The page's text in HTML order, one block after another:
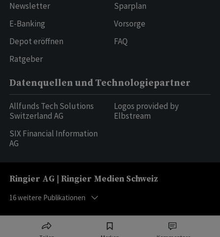
Newsletter
E-Banking
Depot eröffnen
Ratgeber
Sparplan
Vorsorge
FAQ
Datenquellen und Technologiepartner
Allfunds Tech Solutions
Switzerland AG
SIX Financial Information
AG
Logos provided by
Elbstream
Ringier AG | Ringier Medien Schweiz
16weitere Publikationen